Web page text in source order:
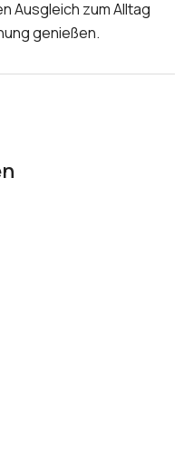
Ausgleich zum Alltag
genießen.